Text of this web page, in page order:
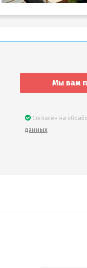
Мы вам
Согласен на
данных